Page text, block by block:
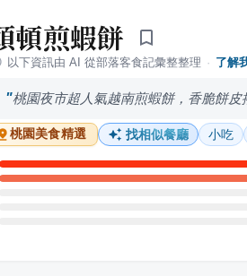
頓煎蝦餅
以下資訊由 AI 從部落客食記彙整整理 · 了解
桃園夜市超人氣越南煎蝦餅，香脆餅
桃園美食精選 找相似餐廳 小吃
：1 則評論
：1 則評論
：0 則評論
：0 則評論
：0 則評論